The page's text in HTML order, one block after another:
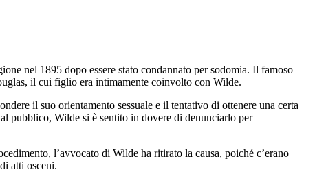
nel 1895 dopo essere stato condannato per sodomia. Il famoso
il cui figlio era intimamente coinvolto con Wilde.
il suo orientamento sessuale e il tentativo di ottenere una certa
pubblico, Wilde si è sentito in dovere di denunciarlo per
l’avvocato di Wilde ha ritirato la causa, poiché c’erano
atti osceni.